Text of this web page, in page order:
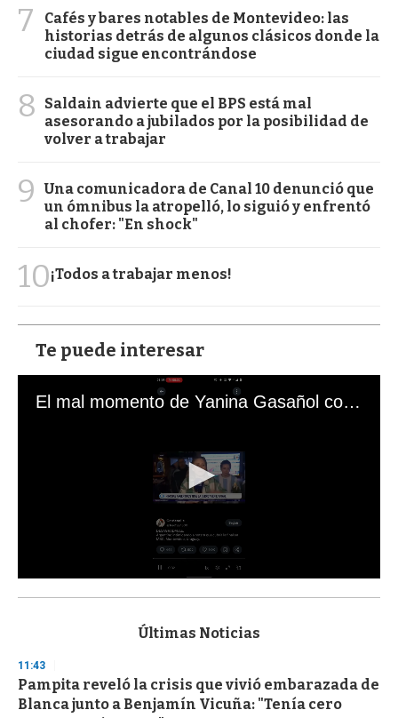
7
Cafés y bares notables de Montevideo: las
historias detrás de algunos clásicos donde la
ciudad sigue encontrándose
8
Saldain advierte que el BPS está mal
asesorando a jubilados por la posibilidad de
volver a trabajar
9
Una comunicadora de Canal 10 denunció que
un ómnibus la atropelló, lo siguió y enfrentó
al chofer: "En shock"
10¡Todos a trabajar menos!
Te puede interesar
El mal momento de Yanina Gasañol con un hincha argentino en "Subrayado"
s
d
s
o
f
Últimas Noticias
11:43
Pampita reveló la crisis que vivió embarazada de
Blanca junto a Benjamín Vicuña: "Tenía cero